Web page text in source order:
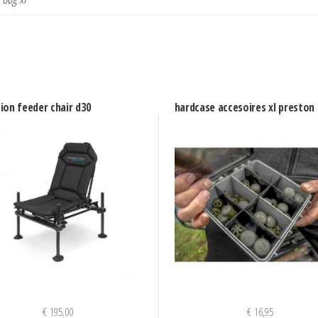
feeder chair d30
€ 195,00
hardcase accesoires xl preston
€ 16,95